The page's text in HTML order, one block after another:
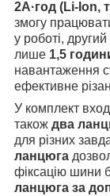
2А·год (Li-Ion,
змогу
у роботі,
лише 1,5
навантаження
ефективне
У комплект
також два
для різних
ланцюга
фіксацію шини
ланцюга за